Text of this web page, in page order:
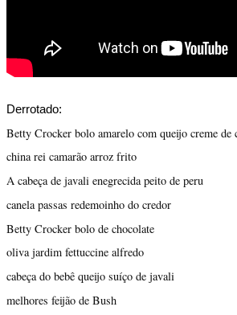
Derrotado:
Betty Crocker bolo amarelo com queijo creme de
china rei camarão arroz frito
A cabeça de javali enegrecida peito de peru
canela passas redemoinho do credor
Betty Crocker bolo de chocolate
oliva jardim fettuccine alfredo
cabeça do bebê queijo suíço de javali
melhores feijão de Bush